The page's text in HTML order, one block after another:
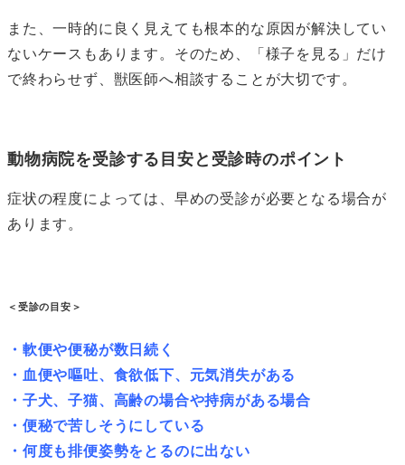
また、一時的に良く見えても根本的な原因が解決してい
ないケースもあります。そのため、「様子を見る」だけ
で終わらせず、獣医師へ相談することが大切です。
動物病院を受診する目安と受診時のポイント
症状の程度によっては、早めの受診が必要となる場合が
あります。
＜受診の目安＞
・軟便や便秘が数日続く
・血便や嘔吐、食欲低下、元気消失がある
・子犬、子猫、高齢の場合や持病がある場合
・便秘で苦しそうにしている
・何度も排便姿勢をとるのに出ない